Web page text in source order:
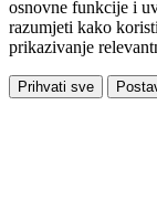
osnovne funkcije i
razumjeti kako
prikazivanje
Prihvati sve